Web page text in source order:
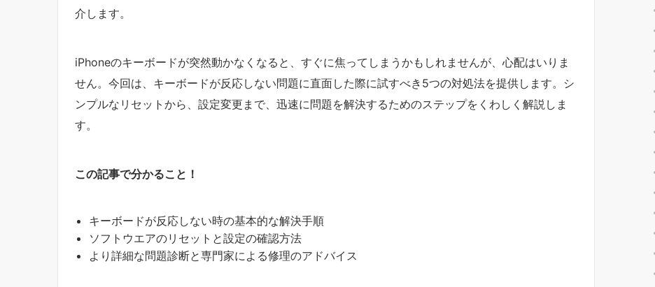
介します。
iPhoneのキーボードが突然動かなくなると、すぐに焦ってしまうかもしれませんが、心配はいりま
せん。今回は、キーボードが反応しない問題に直面した際に試すべき5つの対処法を提供します。シ
ンプルなリセットから、設定変更まで、迅速に問題を解決するためのステップをくわしく解説しま
す。
この記事で分かること！
キーボードが反応しない時の基本的な解決手順
ソフトウエアのリセットと設定の確認方法
より詳細な問題診断と専門家による修理のアドバイス